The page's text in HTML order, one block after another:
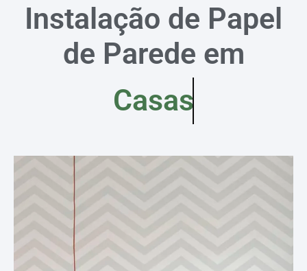
Instalação de Papel
de Parede em
Casas